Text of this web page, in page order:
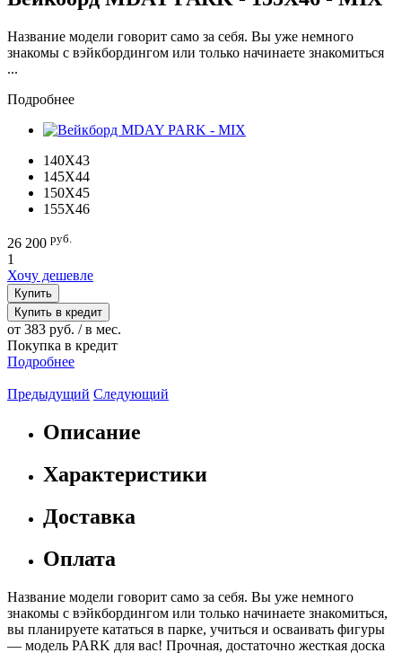
Название модели говорит само за себя. Вы уже немного
знакомы с вэйкбордингом или только начинаете знакомиться
...
Подробнее
140X43
145X44
150X45
155X46
26 200 руб.
1
Хочу дешевле
Купить
Купить в кредит
от 383 руб. / в мес.
Покупка в кредит
Подробнее
Предыдущий Следующий
Описание
Характеристики
Доставка
Оплата
Название модели говорит само за себя. Вы уже немного
знакомы с вэйкбордингом или только начинаете знакомиться,
вы планируете кататься в парке, учиться и осваивать фигуры
— модель PARK для вас! Прочная, достаточно жесткая доска